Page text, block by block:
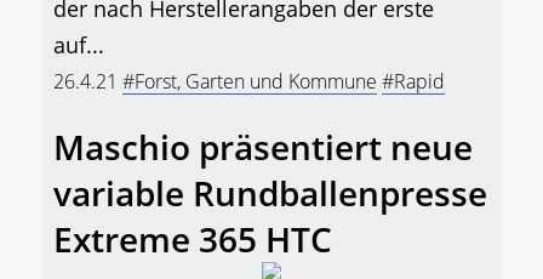
der nach Herstellerangaben der erste
auf...
26.4.21 #Forst, Garten und Kommune #Rapid
Maschio präsentiert neue
variable Rundballenpresse
Extreme 365 HTC